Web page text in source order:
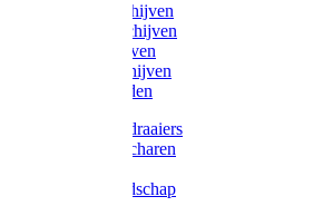
Afbraamschijven
Doorslijpschijven
Lamelschijven
Diamantschijven
Laselektroden
Schroevendraaiers
Tangen / Scharen
Meetgereedschap